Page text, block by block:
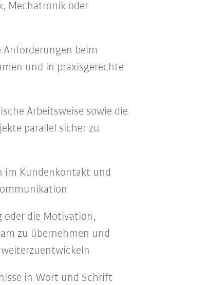
Mechatronik oder
Anforderungen beim
und in praxisgerechte
Arbeitsweise sowie die
parallel sicher zu
im Kundenkontakt und
oder die Motivation,
zu übernehmen und
in Wort und Schrift